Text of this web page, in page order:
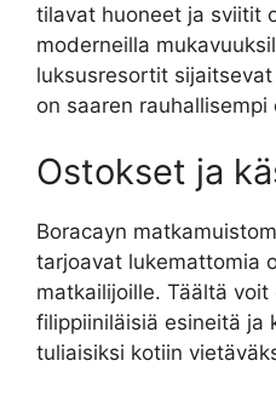
tilavat huoneet ja sviitit
moderneilla
luksusresortit
on saaren rauhallisempi
Ostokset ja
Boracayn
tarjoavat lukemattomia
matkailijoille. Täältä
filippiiniläisiä esineitä ja
tuliaisiksi kotiin